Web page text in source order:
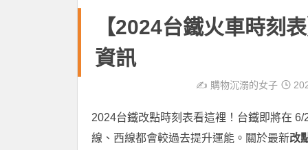
【2024台鐵火車時刻
資訊
✍️ 購物沉溺的女子
2024台鐵改點時刻表看這裡！台鐵即將在
線、西線都會較過去提升運能。關於最新改